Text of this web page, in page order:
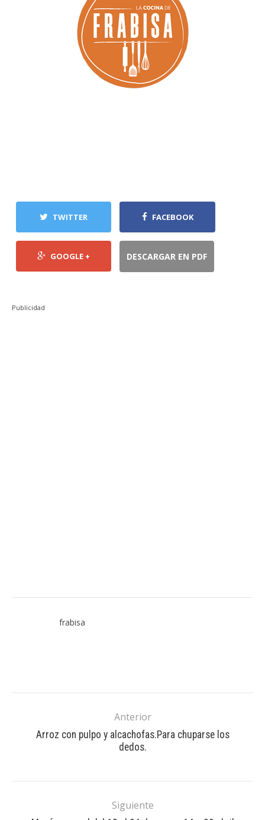
TWITTER FACEBOOK
GOOGLE + DESCARGAR EN PDF
Publicidad
frabisa
Anterior
Arroz con pulpo y alcachofas.Para chuparse los
dedos.
Siguiente